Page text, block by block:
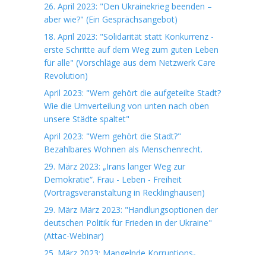
26. April 2023: "Den Ukrainekrieg beenden –
aber wie?" (Ein Gesprächsangebot)
18. April 2023: "Solidarität statt Konkurrenz -
erste Schritte auf dem Weg zum guten Leben
für alle" (Vorschläge aus dem Netzwerk Care
Revolution)
April 2023: "Wem gehört die aufgeteilte Stadt?
Wie die Umverteilung von unten nach oben
unsere Städte spaltet"
April 2023: "Wem gehört die Stadt?"
Bezahlbares Wohnen als Menschenrecht.
29. März 2023: „Irans langer Weg zur
Demokratie“. Frau - Leben - Freiheit
(Vortragsveranstaltung in Recklinghausen)
29. März März 2023: "Handlungsoptionen der
deutschen Politik für Frieden in der Ukraine"
(Attac-Webinar)